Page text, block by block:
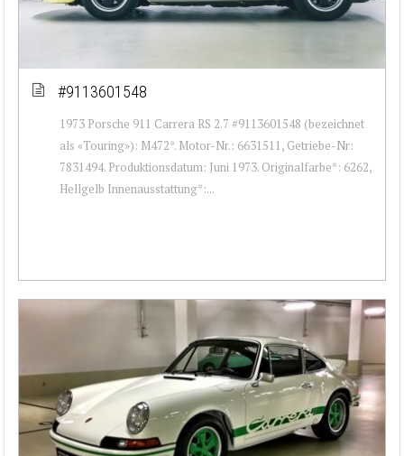
#9113601548
1973 Porsche 911 Carrera RS 2.7 #9113601548 (bezeichnet
als «Touring»): M472*. Motor-Nr.: 6631511, Getriebe-Nr:
7831494. Produktionsdatum: Juni 1973. Originalfarbe*: 6262,
Hellgelb Innenausstattung*:...